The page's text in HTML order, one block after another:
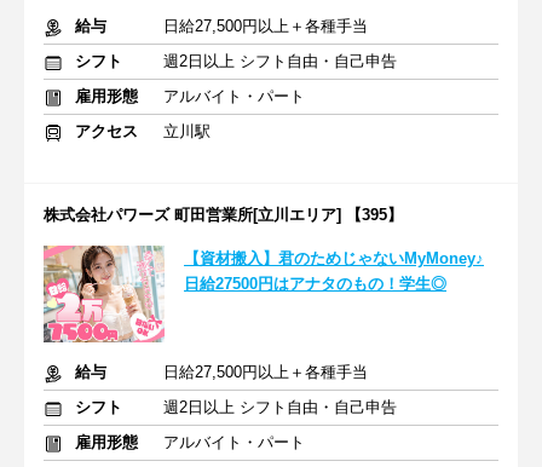
給与
日給27,500円以上＋各種手当
シフト
週2日以上 シフト自由・自己申告
雇用形態
アルバイト・パート
アクセス
立川駅
株式会社パワーズ 町田営業所[立川エリア] 【395】
【資材搬入】君のためじゃないMyMoney♪
日給27500円はアナタのもの！学生◎
給与
日給27,500円以上＋各種手当
シフト
週2日以上 シフト自由・自己申告
雇用形態
アルバイト・パート